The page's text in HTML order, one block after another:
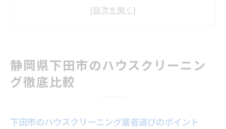
価格と仕上がり品質のバランスを考える
コスパ重視なら下田市で賢い業者選びを
コスパ重視派の業者比較ポイント
静岡県下田市のハウスクリーニン
グ徹底比較
下田市のハウスクリーニング業者選びのポイント